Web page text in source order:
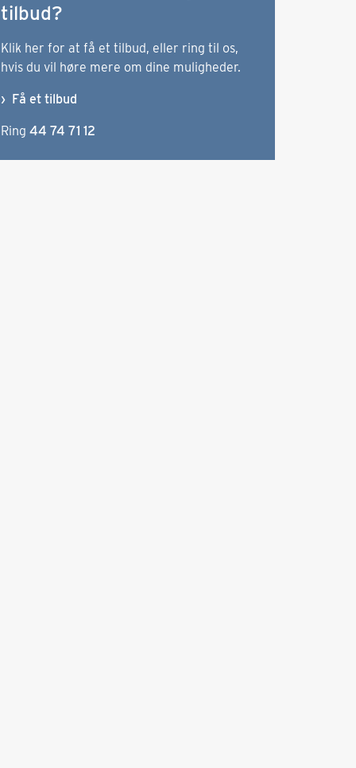
tilbud?
Klik her for at få et tilbud, eller ring til os,
hvis du vil høre mere om dine muligheder.
Få et tilbud
Ring 44 74 71 12